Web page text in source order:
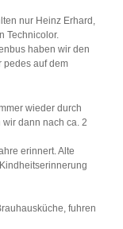
nur Heinz Erhard,
Technicolor.
haben wir den
pedes auf dem
wieder durch
dann nach ca. 2
erinnert. Alte
fuhren